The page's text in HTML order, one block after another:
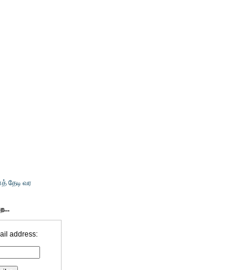
தேடி வர
address: